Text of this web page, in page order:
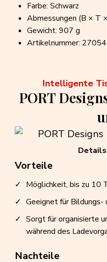
Farbe: Schwarz
Abmessungen (B × T
Gewicht: 907 g
Artikelnummer:
Intelligente
PORT
Vorteile
Möglichkeit, bis zu 10
Geeignet für Bildungs-
Sorgt für organisierte
während des
Nachteile